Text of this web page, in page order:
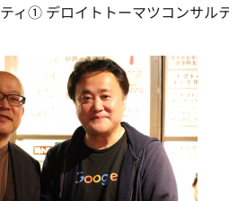
ィ① デロイトトーマツコンサル